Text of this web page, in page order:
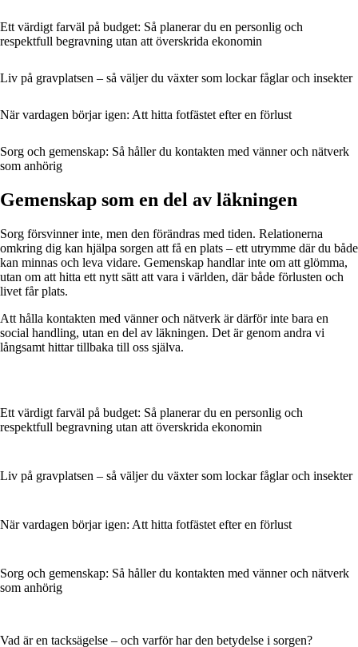
Ett värdigt farväl på budget: Så planerar du en personlig och
respektfull begravning utan att överskrida ekonomin
Liv på gravplatsen – så väljer du växter som lockar fåglar och insekter
När vardagen börjar igen: Att hitta fotfästet efter en förlust
Sorg och gemenskap: Så håller du kontakten med vänner och nätverk
som anhörig
Gemenskap som en del av läkningen
Sorg försvinner inte, men den förändras med tiden. Relationerna
omkring dig kan hjälpa sorgen att få en plats – ett utrymme där du både
kan minnas och leva vidare. Gemenskap handlar inte om att glömma,
utan om att hitta ett nytt sätt att vara i världen, där både förlusten och
livet får plats.
Att hålla kontakten med vänner och nätverk är därför inte bara en
social handling, utan en del av läkningen. Det är genom andra vi
långsamt hittar tillbaka till oss själva.
Ett värdigt farväl på budget: Så planerar du en personlig och
respektfull begravning utan att överskrida ekonomin
Liv på gravplatsen – så väljer du växter som lockar fåglar och insekter
När vardagen börjar igen: Att hitta fotfästet efter en förlust
Sorg och gemenskap: Så håller du kontakten med vänner och nätverk
som anhörig
Vad är en tacksägelse – och varför har den betydelse i sorgen?